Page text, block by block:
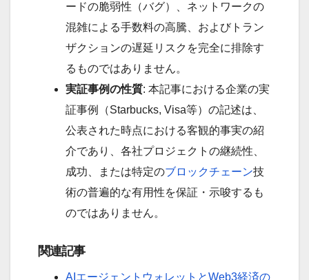
ードの脆弱性（バグ）、ネットワークの
混雑による手数料の高騰、およびトラン
ザクションの遅延リスクを完全に排除す
るものではありません。
実証事例の性質: 本記事における企業の実
証事例（Starbucks, Visa等）の記述は、
公表された時点における客観的事実の紹
介であり、各社プロジェクトの継続性、
成功、または特定のブロックチェーン技
術の普遍的な有用性を保証・示唆するも
のではありません。
関連記事
AIエージェントウォレットとWeb3経済の